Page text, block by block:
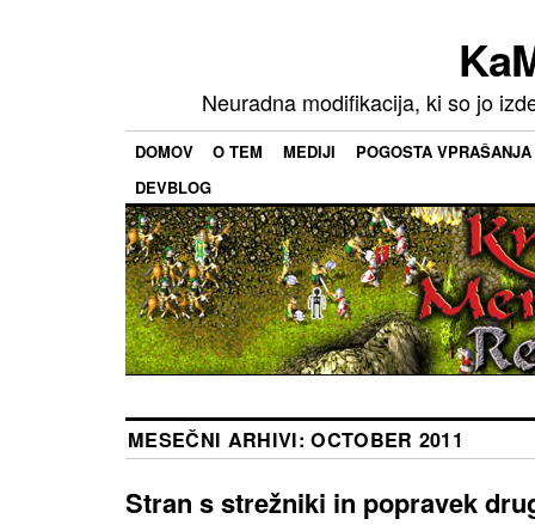
Neuradna modifikacija, ki so jo
DOMOV O TEM MEDIJI
POGOSTA VPRAŠANJA
DEVBLOG
MESEČNI ARHIVI:OCTOBER 2011
Stran s strežniki in popravek